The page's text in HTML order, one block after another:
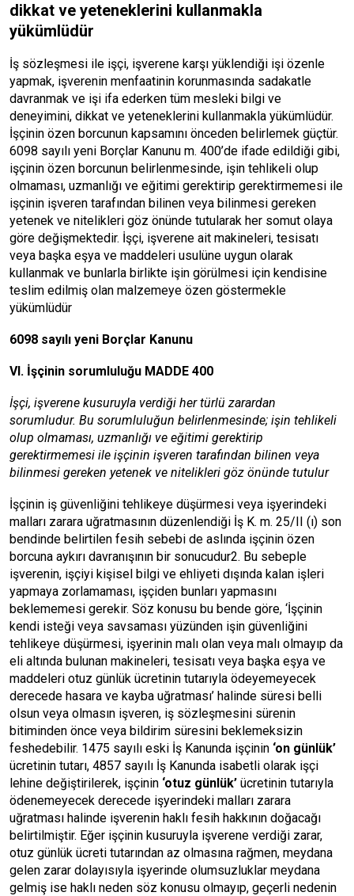
dikkat ve yeteneklerini kullanmakla
yükümlüdür
İş sözleşmesi ile işçi, işverene karşı yüklendiği işi özenle
yapmak, işverenin menfaatinin korunmasında sadakatle
davranmak ve işi ifa ederken tüm mesleki bilgi ve
deneyimini, dikkat ve yeteneklerini kullanmakla yükümlüdür.
İşçinin özen borcunun kapsamını önceden belirlemek güçtür.
6098 sayılı yeni Borçlar Kanunu m. 400’de ifade edildiği gibi,
işçinin özen borcunun belirlenmesinde, işin tehlikeli olup
olmaması, uzmanlığı ve eğitimi gerektirip gerektirmemesi ile
işçinin işveren tarafından bilinen veya bilinmesi gereken
yetenek ve nitelikleri göz önünde tutularak her somut olaya
göre değişmektedir. İşçi, işverene ait makineleri, tesisatı
veya başka eşya ve maddeleri usulüne uygun olarak
kullanmak ve bunlarla birlikte işin görülmesi için kendisine
teslim edilmiş olan malzemeye özen göstermekle
yükümlüdür
6098 sayılı yeni Borçlar Kanunu
VI. İşçinin sorumluluğu MADDE 400
İşçi, işverene kusuruyla verdiği her türlü zarardan
sorumludur. Bu sorumluluğun belirlenmesinde; işin tehlikeli
olup olmaması, uzmanlığı ve eğitimi gerektirip
gerektirmemesi ile işçinin işveren tarafından bilinen veya
bilinmesi gereken yetenek ve nitelikleri göz önünde tutulur
İşçinin iş güvenliğini tehlikeye düşürmesi veya işyerindeki
malları zarara uğratmasının düzenlendiği İş K. m. 25/II (ı) son
bendinde belirtilen fesih sebebi de aslında işçinin özen
borcuna aykırı davranışının bir sonucudur2. Bu sebeple
işverenin, işçiyi kişisel bilgi ve ehliyeti dışında kalan işleri
yapmaya zorlamaması, işçiden bunları yapmasını
beklememesi gerekir. Söz konusu bu bende göre, ‘İşçinin
kendi isteği veya savsaması yüzünden işin güvenliğini
tehlikeye düşürmesi, işyerinin malı olan veya malı olmayıp da
eli altında bulunan makineleri, tesisatı veya başka eşya ve
maddeleri otuz günlük ücretinin tutarıyla ödeyemeyecek
derecede hasara ve kayba uğratması’ halinde süresi belli
olsun veya olmasın işveren, iş sözleşmesini sürenin
bitiminden önce veya bildirim süresini beklemeksizin
feshedebilir. 1475 sayılı eski İş Kanunda işçinin ‘on günlük’
ücretinin tutarı, 4857 sayılı İş Kanunda isabetli olarak işçi
lehine değiştirilerek, işçinin ‘otuz günlük’ ücretinin tutarıyla
ödenemeyecek derecede işyerindeki malları zarara
uğratması halinde işverenin haklı fesih hakkının doğacağı
belirtilmiştir. Eğer işçinin kusuruyla işverene verdiği zarar,
otuz günlük ücreti tutarından az olmasına rağmen, meydana
gelen zarar dolayısıyla işyerinde olumsuzluklar meydana
gelmiş ise haklı neden söz konusu olmayıp, geçerli nedenin